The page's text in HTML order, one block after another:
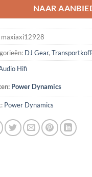
NAAR
maxiaxi12928
DJ Gear,
Hifi
Power Dynamics
Power Dynamics